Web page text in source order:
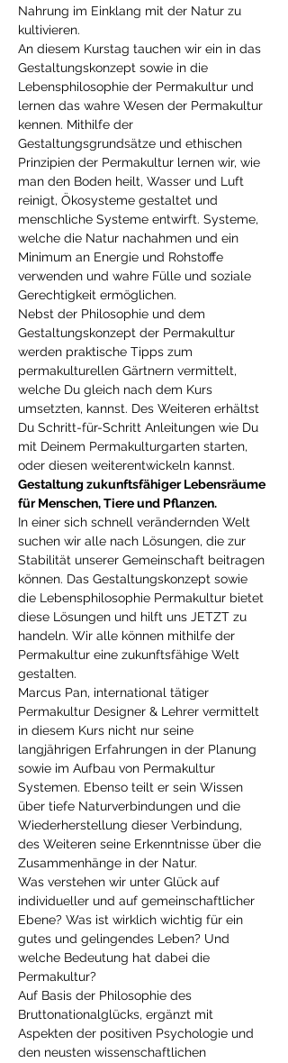
Nahrung im Einklang mit der Natur zu
kultivieren.
An diesem Kurstag tauchen wir ein in das
Gestaltungskonzept sowie in die
Lebensphilosophie der Permakultur und
lernen das wahre Wesen der Permakultur
kennen. Mithilfe der
Gestaltungsgrundsätze und ethischen
Prinzipien der Permakultur lernen wir, wie
man den Boden heilt, Wasser und Luft
reinigt, Ökosysteme gestaltet und
menschliche Systeme entwirft. Systeme,
welche die Natur nachahmen und ein
Minimum an Energie und Rohstoffe
verwenden und wahre Fülle und soziale
Gerechtigkeit ermöglichen.
Nebst der Philosophie und dem
Gestaltungskonzept der Permakultur
werden praktische Tipps zum
permakulturellen Gärtnern vermittelt,
welche Du gleich nach dem Kurs
umsetzten, kannst. Des Weiteren erhältst
Du Schritt-für-Schritt Anleitungen wie Du
mit Deinem Permakulturgarten starten,
oder diesen weiterentwickeln kannst.
Gestaltung zukunftsfähiger Lebensräume
für Menschen, Tiere und Pflanzen.
In einer sich schnell verändernden Welt
suchen wir alle nach Lösungen, die zur
Stabilität unserer Gemeinschaft beitragen
können. Das Gestaltungskonzept sowie
die Lebensphilosophie Permakultur bietet
diese Lösungen und hilft uns JETZT zu
handeln. Wir alle können mithilfe der
Permakultur eine zukunftsfähige Welt
gestalten.
Marcus Pan, international tätiger
Permakultur Designer & Lehrer vermittelt
in diesem Kurs nicht nur seine
langjährigen Erfahrungen in der Planung
sowie im Aufbau von Permakultur
Systemen. Ebenso teilt er sein Wissen
über tiefe Naturverbindungen und die
Wiederherstellung dieser Verbindung,
des Weiteren seine Erkenntnisse über die
Zusammenhänge in der Natur.
Was verstehen wir unter Glück auf
individueller und auf gemeinschaftlicher
Ebene? Was ist wirklich wichtig für ein
gutes und gelingendes Leben? Und
welche Bedeutung hat dabei die
Permakultur?
Auf Basis der Philosophie des
Bruttonationalglücks, ergänzt mit
Aspekten der positiven Psychologie und
den neusten wissenschaftlichen